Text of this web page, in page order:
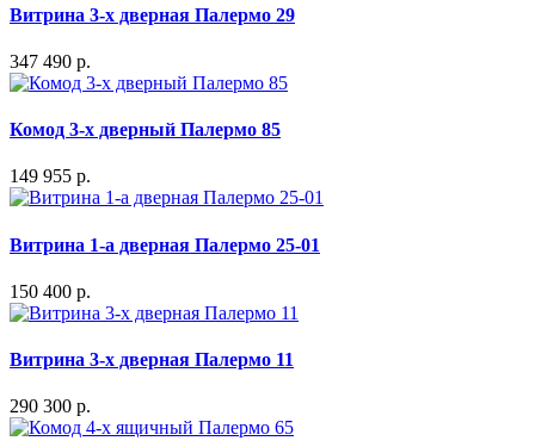
Витрина 3-х дверная Палермо 29
347 490 р.
Комод 3-х дверный Палермо 85
149 955 р.
Витрина 1-а дверная Палермо 25-01
150 400 р.
Витрина 3-х дверная Палермо 11
290 300 р.